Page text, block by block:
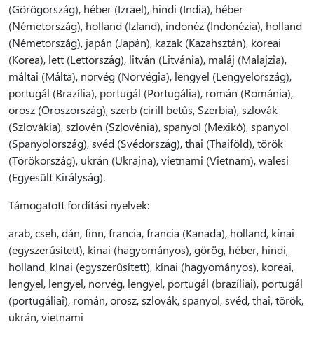
(Görögország), héber (Izrael), hindi (India), héber
(Németország), holland (Izland), indonéz (Indonézia), holland
(Németország), japán (Japán), kazak (Kazahsztán), koreai
(Korea), lett (Lettország), litván (Litvánia), maláj (Malajzia),
máltai (Málta), norvég (Norvégia), lengyel (Lengyelország),
portugál (Brazília), portugál (Portugália), román (Románia),
orosz (Oroszország), szerb (cirill betűs, Szerbia), szlovák
(Szlovákia), szlovén (Szlovénia), spanyol (Mexikó), spanyol
(Spanyolország), svéd (Svédország), thai (Thaiföld), török
(Törökország), ukrán (Ukrajna), vietnami (Vietnam), walesi
(Egyesült Királyság).
Támogatott fordítási nyelvek:
arab, cseh, dán, finn, francia, francia (Kanada), holland, kínai
(egyszerűsített), kínai (hagyományos), görög, héber, hindi,
holland, kínai (egyszerűsített), kínai (hagyományos), koreai,
lengyel, lengyel, norvég, lengyel, portugál (brazíliai), portugál
(portugáliai), román, orosz, szlovák, spanyol, svéd, thai, török,
ukrán, vietnami